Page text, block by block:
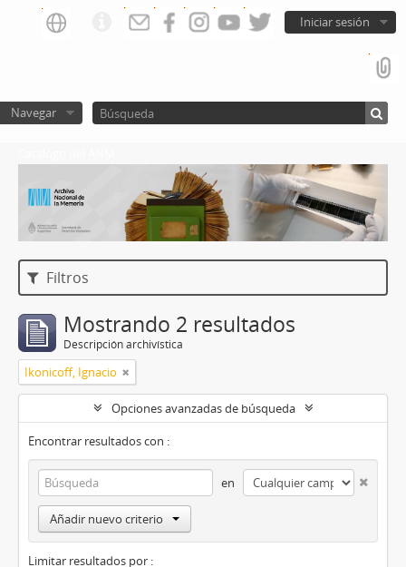
Iniciar sesión
Navegar
Filtros
Mostrando 2 resultados
Descripción archivística
Ikonicoff, Ignacio
Opciones avanzadas de búsqueda
Encontrar resultados con :
en
Añadir nuevo criterio
Limitar resultados por :